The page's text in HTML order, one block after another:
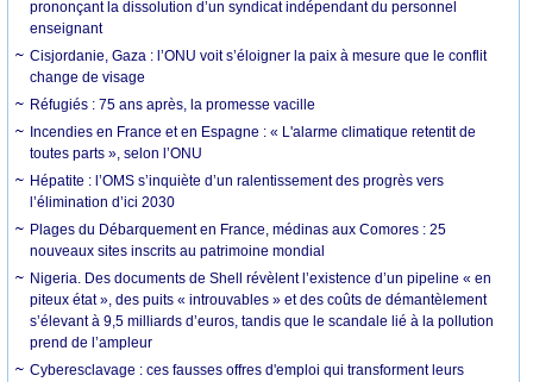
prononçant la dissolution d’un syndicat indépendant du personnel
enseignant
Cisjordanie, Gaza : l’ONU voit s’éloigner la paix à mesure que le conflit
change de visage
Réfugiés : 75 ans après, la promesse vacille
Incendies en France et en Espagne : « L'alarme climatique retentit de
toutes parts », selon l’ONU
Hépatite : l’OMS s’inquiète d’un ralentissement des progrès vers
l’élimination d’ici 2030
Plages du Débarquement en France, médinas aux Comores : 25
nouveaux sites inscrits au patrimoine mondial
Nigeria. Des documents de Shell révèlent l’existence d’un pipeline « en
piteux état », des puits « introuvables » et des coûts de démantèlement
s’élevant à 9,5 milliards d’euros, tandis que le scandale lié à la pollution
prend de l’ampleur
Cyberesclavage : ces fausses offres d'emploi qui transforment leurs